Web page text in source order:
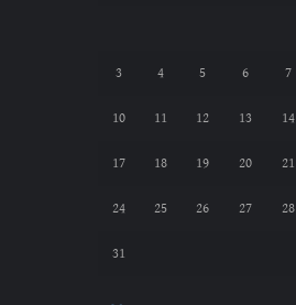
3 4 5 6 7
10 11 12 13 14
17 18 19 20 21
24 25 26 27 28
31